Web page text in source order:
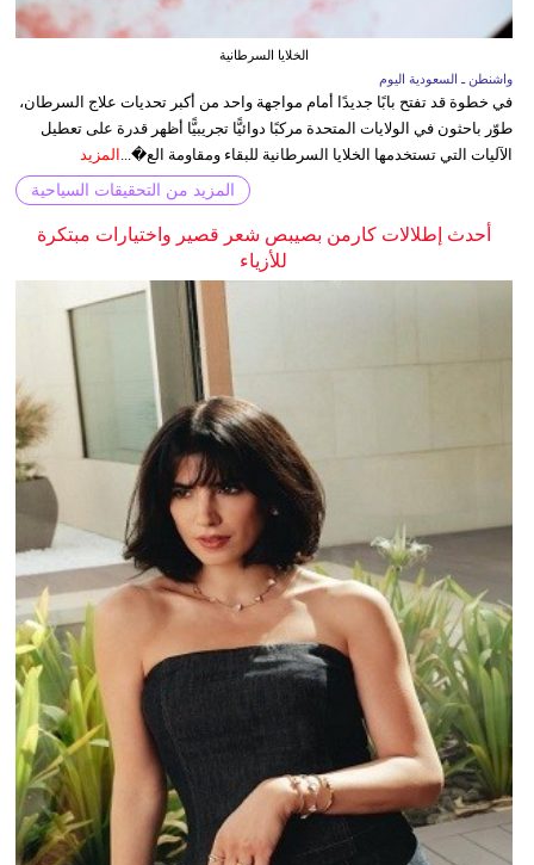
الخلايا السرطانية
واشنطن ـ السعودية اليوم
في خطوة قد تفتح بابًا جديدًا أمام مواجهة واحد من أكبر تحديات علاج السرطان،
طوّر باحثون في الولايات المتحدة مركبًا دوائيًّا تجريبيًّا أظهر قدرة على تعطيل
الآليات التي تستخدمها الخلايا السرطانية للبقاء ومقاومة الع�...
المزيد
المزيد من التحقيقات السياحية
أحدث إطلالات كارمن بصيبص شعر قصير واختيارات مبتكرة
للأزياء